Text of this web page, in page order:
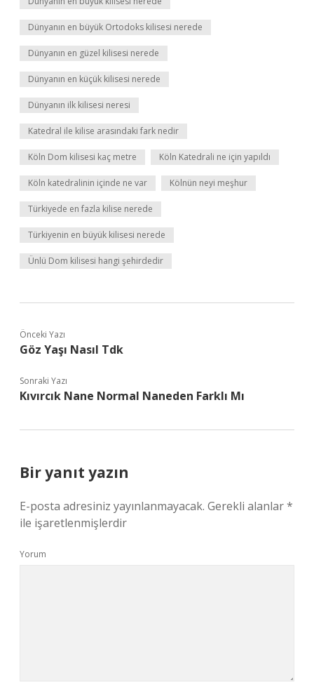
Dünyanın en büyük Ortodoks kilisesi nerede
Dünyanın en güzel kilisesi nerede
Dünyanın en küçük kilisesi nerede
Dünyanın ilk kilisesi neresi
Katedral ile kilise arasındaki fark nedir
Köln Dom kilisesi kaç metre Köln Katedrali ne için yapıldı
Köln katedralinin içinde ne var Kölnün neyi meşhur
Türkiyede en fazla kilise nerede
Türkiyenin en büyük kilisesi nerede
Ünlü Dom kilisesi hangi şehirdedir
Önceki Yazı
Göz Yaşı Nasıl Tdk
Sonraki Yazı
Kıvırcık Nane Normal Naneden Farklı Mı
Bir yanıt yazın
E-posta adresiniz yayınlanmayacak. Gerekli alanlar*
ile işaretlenmişlerdir
Yorum